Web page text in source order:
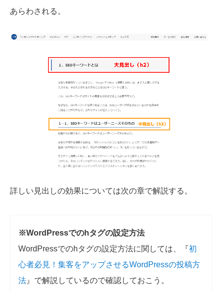
あらわされる。
詳しい見出しの効果については次の章で解説する。
※WordPressでのhタグの設定方法
WordPressでのhタグの設定方法に関しては、『初
心者必見！集客をアップさせるWordPressの投稿方
法 』で解説しているので確認しておこう。